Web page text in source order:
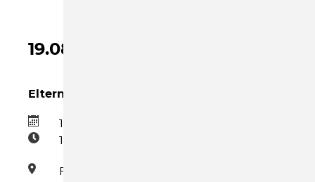
19.08.2026
Eltern-Kind-Gruppe Mittwoch Nachmittag
19.08.2026
15:30–17:00
Familienzentrum